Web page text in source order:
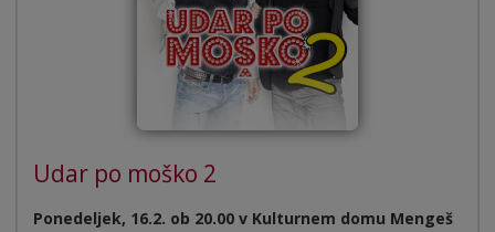
Udar po moško 2
Ponedeljek, 16.2. ob 20.00 v Kulturnem domu Mengeš